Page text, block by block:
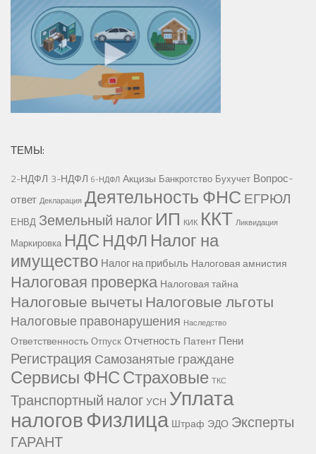
ТЕМЫ:
2-НДФЛ 3-НДФЛ 6-НДФЛ Акцизы Банкротство Бухучет Вопрос-
ответ Декларация Деятельность ФНС ЕГРЮЛ
ЕНВД Земельный налог ИП КИК ККТ Ликвидация
Маркировка НДС НДФЛ Налог на
имущество Налог на прибыль Налоговая амнистия
Налоговая проверка Налоговая тайна
Налоговые вычетыНалоговые льготы
Налоговые правонарушения Наследство
Ответственность Отпуск Отчетность Патент Пени
Регистрация Самозанятые граждане
Сервисы ФНССтраховые ТКС
Транспортный налогУСН Уплата
налоговФизлица Штраф ЭДО Эксперты
ГАРАНТ